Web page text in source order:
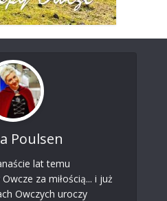
Poulsen
lat temu
za miłością... i już
Owczych uroczy